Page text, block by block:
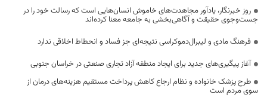
روز خبرنگار، یادآور مجاهدت‌های خاموش انسان‌هایی است که رسالت خود را در
جست‌وجوی حقیقت و آگاهی‌بخشی به جامعه معنا کرده‌اند
فرهنگ مادی و لیبرال‌دموکراسی نتیجه‌ای جز فساد و انحطاط اخلاقی ندارد
آغاز پیگیری‌های جدید برای ایجاد منطقه آزاد تجاری صنعتی در خراسان جنوبی
طرح پزشک خانواده و نظام ارجاع کاهش پرداخت مستقیم هزینه‌های درمان از
سوی مردم است